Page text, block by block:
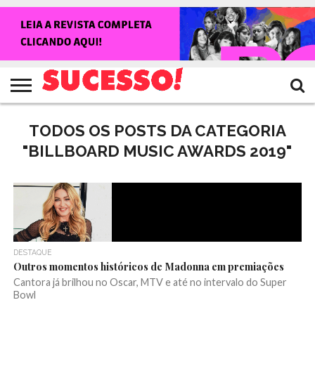
NOTÍCIAS
SHOWS
ENTREVISTAS
CLIQUES
RANKING
CROWLEY
TV
SUCESSO!
REVISTA
SUCESSO!
TODOS OS POSTS DA CATEGORIA
"BILLBOARD MUSIC AWARDS 2019"
DESTAQUE
Outros momentos históricos de Madonna em premiações
Cantora já brilhou no Oscar, MTV e até no intervalo do Super
Bowl